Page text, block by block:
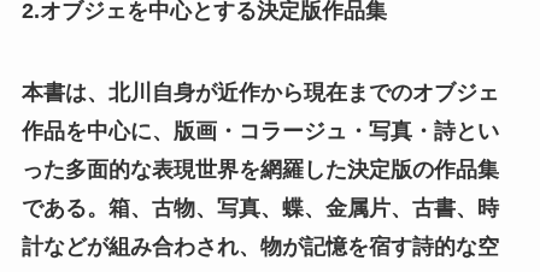
2.オブジェを中心とする決定版作品集
本書は、北川自身が近作から現在までのオブジェ
作品を中心に、版画・コラージュ・写真・詩とい
った多面的な表現世界を網羅した決定版の作品集
である。箱、古物、写真、蝶、金属片、古書、時
計などが組み合わされ、物が記憶を宿す詩的な空